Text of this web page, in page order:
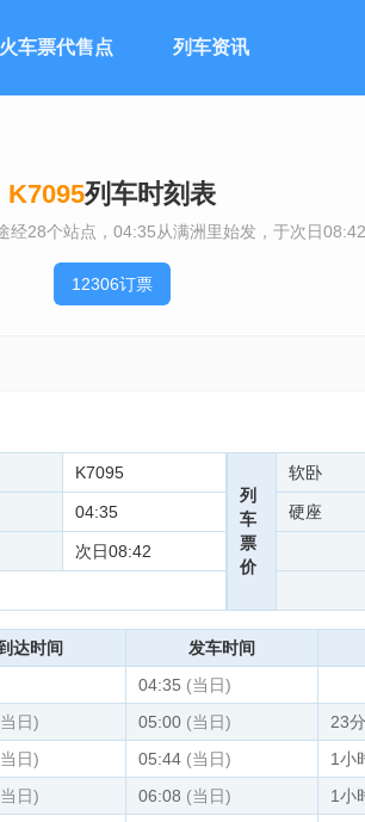
火车票代售点 列车资讯
K7095列车时刻表
经28个站点，04:35从满洲里始发，于次日
12306订票
K7095
04:35
次日08:42
列
车
票
价
软卧
硬座
达时间 发车时间
04:35 (当日)
日) 05:00 (当日) 23
日) 05:44 (当日) 1小
日) 06:08 (当日) 1小